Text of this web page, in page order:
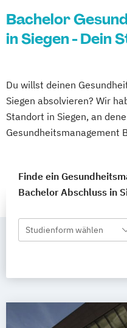
Bachelor
in Siegen - Dein
Du willst deinen
Siegen absolvieren? Wir
Standort in Siegen, an
Gesundheitsmanagement
Finde ein
Bachelor Abschluss in
Studienform wählen